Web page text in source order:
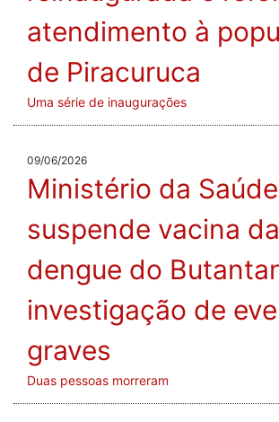
atendimento à
de Piracuruca
Uma série de inaugurações
09/06/2026
Ministério da Saúde
suspende vacina da
dengue do
investigação de
graves
Duas pessoas morreram